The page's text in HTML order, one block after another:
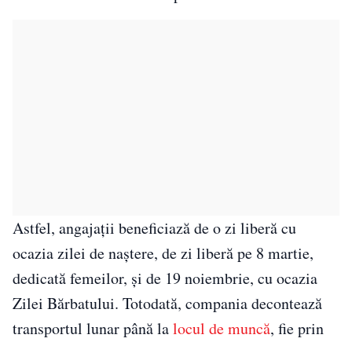
Astfel, angajații beneficiază de o zi liberă cu
ocazia zilei de naștere, de zi liberă pe 8 martie,
dedicată femeilor, și de 19 noiembrie, cu ocazia
Zilei Bărbatului. Totodată, compania decontează
transportul lunar până lalocul de muncă, fie prin